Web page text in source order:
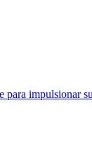
para impulsionar